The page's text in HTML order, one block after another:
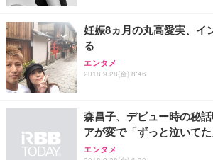
妊娠8ヵ月の丸高愛実、イ
る
エンタメ
2018.9.28(金) 8:46
森昌子、デビュー時の秘
アが変で「ずっと泣いてた
エンタメ